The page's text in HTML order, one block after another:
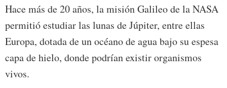
Hace más de 20 años, la misión Galileo de la NASA
permitió estudiar las lunas de Júpiter, entre ellas
Europa, dotada de un océano de agua bajo su espesa
capa de hielo, donde podrían existir organismos
vivos.